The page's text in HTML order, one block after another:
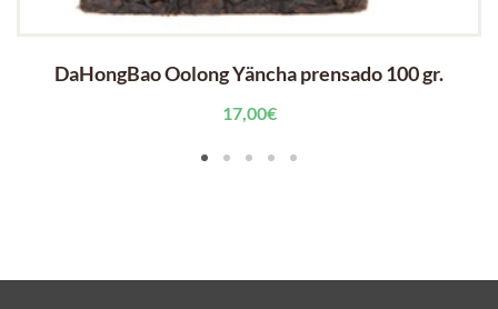
DaHongBao Oolong Yäncha prensado 100 gr.
17,00€